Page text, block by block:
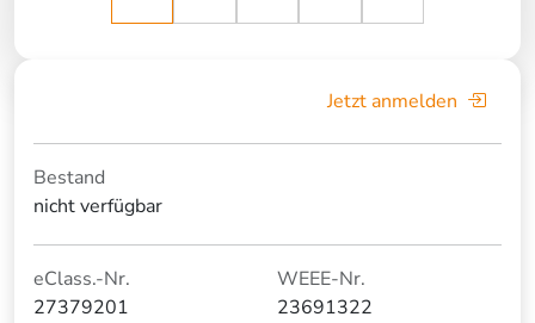
Jetzt anmelden
Bestand
nicht verfügbar
eClass.-Nr.
27379201
WEEE-Nr.
23691322